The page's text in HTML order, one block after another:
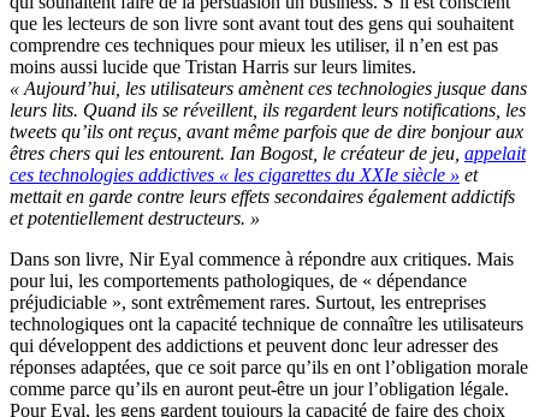
que les lecteurs de son livre sont avant tout des gens qui souhaitent
comprendre ces techniques pour mieux les utiliser, il n’en est pas
moins aussi lucide que Tristan Harris sur leurs limites.
« Aujourd’hui, les utilisateurs amènent ces technologies jusque dans
leurs lits. Quand ils se réveillent, ils regardent leurs notifications, les
tweets qu’ils ont reçus, avant même parfois que de dire bonjour aux
êtres chers qui les entourent. Ian Bogost, le créateur de jeu, appelait
ces technologies addictives « les cigarettes du XXIe siècle » et
mettait en garde contre leurs effets secondaires également addictifs
et potentiellement destructeurs. »
Dans son livre, Nir Eyal commence à répondre aux critiques. Mais
pour lui, les comportements pathologiques, de « dépendance
préjudiciable », sont extrêmement rares. Surtout, les entreprises
technologiques ont la capacité technique de connaître les utilisateurs
qui développent des addictions et peuvent donc leur adresser des
réponses adaptées, que ce soit parce qu’ils en ont l’obligation morale
comme parce qu’ils en auront peut-être un jour l’obligation légale.
Pour Eyal, les gens gardent toujours la capacité de faire des choix